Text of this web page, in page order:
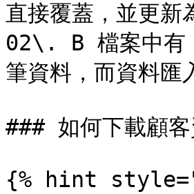
直接覆蓋，並更
02\. B 檔案中有
筆資料，而資料匯
### 如何下載顧客
{% hint